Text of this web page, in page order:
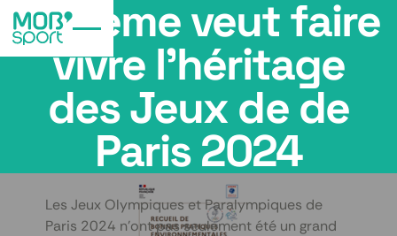
L’Ademe veut faire
vivre l’héritage
des Jeux de de
Paris 2024
Les Jeux Olympiques et Paralympiques de
Paris 2024 n’ont pas seulement été un grand